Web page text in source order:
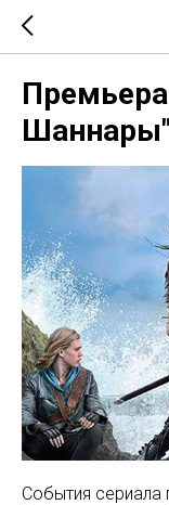
Шаннары"
События сериала